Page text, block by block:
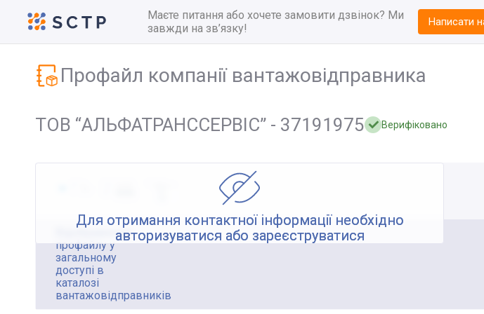
Маєте питання або хочете замовити дзвінок? Ми
завжди на зв’язку!
Написати
Профайл компанії вантажовідправника
ТОВ “АЛЬФАТРАНССЕРВІС” - 37191975 Верифіковано
Для отримання контактної інформації необхідно
авторизуватися або зареєструватися
Відображення
профайлу у
загальному
доступі в
каталозі
вантажовідправників